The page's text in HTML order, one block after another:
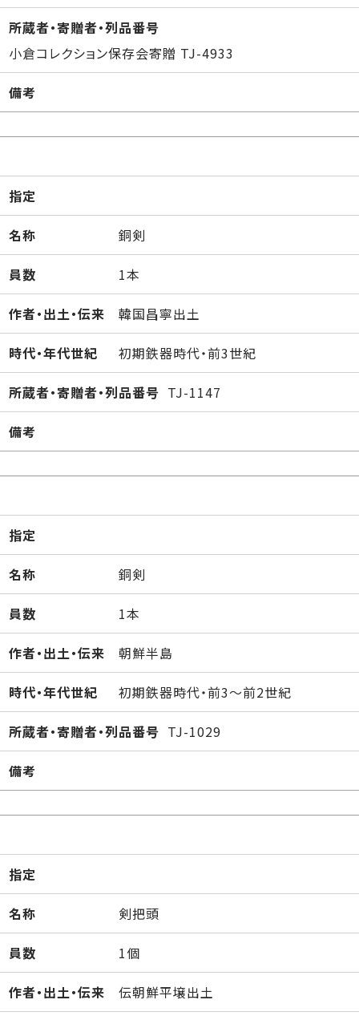
所蔵者・寄贈者・列品番号
小倉コレクション保存会寄贈 TJ-4933
備考
指定
名称 銅剣
員数 1本
作者・出土・伝来 韓国昌寧出土
時代・年代世紀 初期鉄器時代・前3世紀
所蔵者・寄贈者・列品番号 TJ-1147
備考
指定
名称 銅剣
員数 1本
作者・出土・伝来 朝鮮半島
時代・年代世紀 初期鉄器時代・前3～前2世紀
所蔵者・寄贈者・列品番号 TJ-1029
備考
指定
名称 剣把頭
員数 1個
作者・出土・伝来 伝朝鮮平壌出土